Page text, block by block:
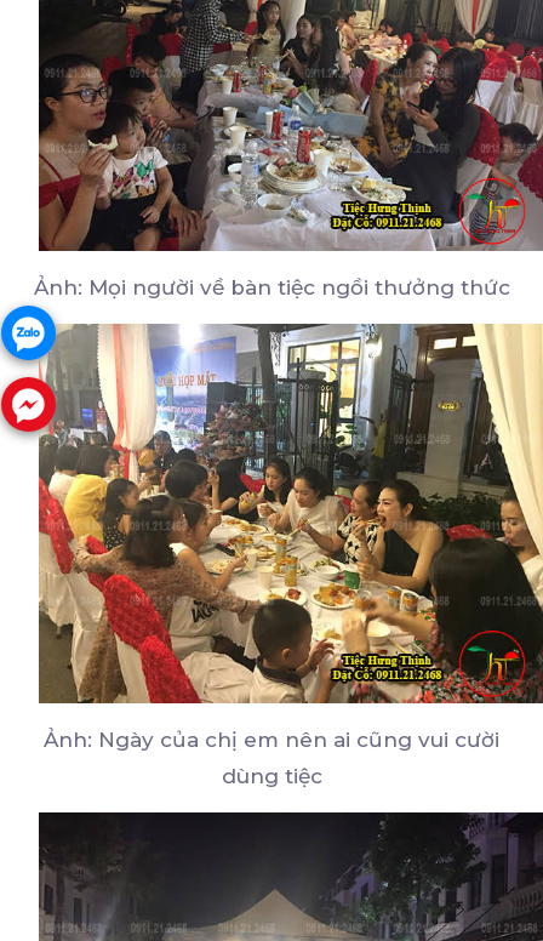
Ảnh: Mọi người về bàn tiệc ngồi thưởng thức
Ảnh: Ngày của chị em nên ai cũng vui cười
dùng tiệc